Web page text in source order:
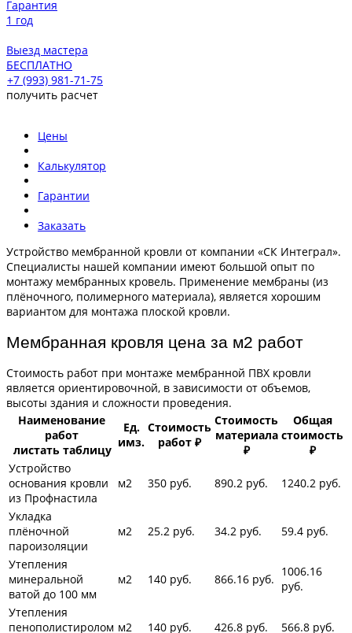
Гарантия
1 год
Выезд мастера
БЕСПЛАТНО
+7 (993) 981-71-75
получить расчет
Цены
Калькулятор
Гарантии
Заказать
Устройство мембранной кровли от компании «СК Интеграл».
Специалисты нашей компании имеют большой опыт по
монтажу мембранных кровель. Применение мембраны (из
плёночного, полимерного материала), является хорошим
вариантом для монтажа плоской кровли.
Мембранная кровля цена за м2 работ
Стоимость работ при монтаже мембранной ПВХ кровли
является ориентировочной, в зависимости от объемов,
высоты здания и сложности проведения.
Наименование
работ
листать таблицу
Ед.
имз.
Стоимость
работ ₽
Стоимость
материала
₽
Общая
стоимость
₽
Устройство
основания кровли
из Профнастила
м2 350 руб. 890.2 руб. 1240.2 руб.
Укладка
плёночной
пароизоляции
м2 25.2 руб. 34.2 руб. 59.4 руб.
Утепления
минеральной
ватой до 100 мм
м2 140 руб. 866.16 руб.
1006.16
руб.
Утепления
пенополистиролом м2 140 руб. 426.8 руб. 566.8 руб.